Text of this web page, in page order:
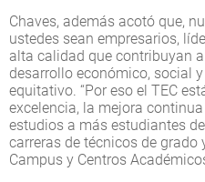
Chaves, además acotó que,
ustedes sean empresarios,
alta calidad que contribuyan
desarrollo económico, social
equitativo. “Por eso el TEC
excelencia, la mejora
estudios a más estudiantes
carreras de técnicos de
Campus y Centros